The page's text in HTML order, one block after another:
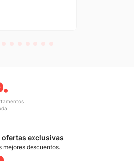
ofertas exclusivas
mejores descuentos.